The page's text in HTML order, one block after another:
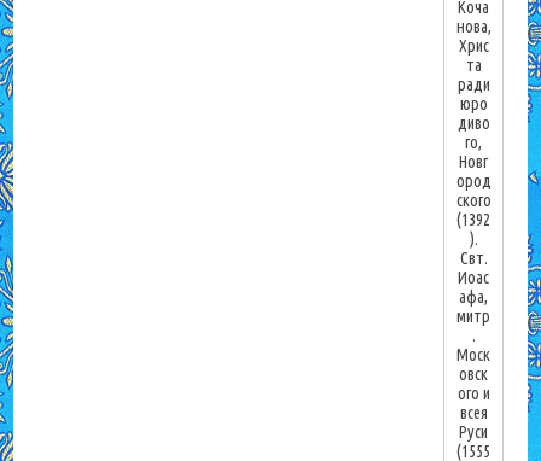
Коча
нова,
Хрис
та
ради
юро
диво
го,
Новг
ород
ского
(1392
).
Свт.
Иоас
афа,
митр
.
Моск
овск
ого и
всея
Руси
(1555